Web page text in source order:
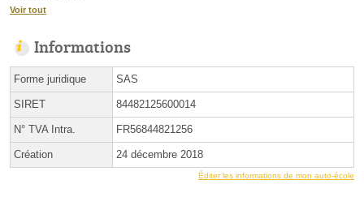
Voir tout
Informations
Forme juridique SAS
SIRET 84482125600014
N° TVA Intra. FR56844821256
Création 24 décembre 2018
Éditer les informations de mon auto-école